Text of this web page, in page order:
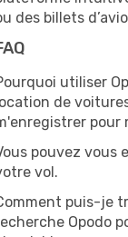
des billets
utiliser
de
pour
pouvez vous
vol.
puis-je
Opodo